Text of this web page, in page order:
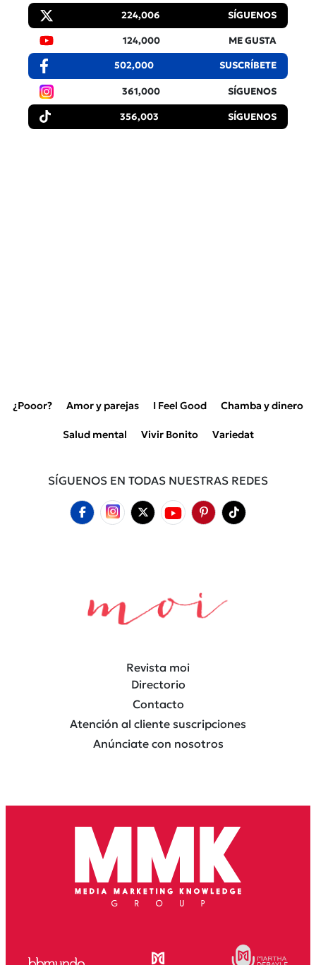
224,006 SÍGUENOS
124,000 ME GUSTA
502,000 SUSCRÍBETE
361,000 SÍGUENOS
356,003 SÍGUENOS
¿Pooor? Amor y parejas I Feel Good Chamba y dinero
Salud mental Vivir Bonito Variedat
SÍGUENOS EN TODAS NUESTRAS REDES
Revista moi
Directorio
Contacto
Atención al cliente suscripciones
Anúnciate con nosotros